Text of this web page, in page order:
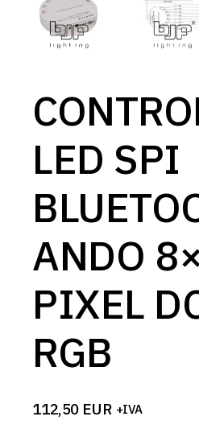
LED SPI
ANDO
PIXEL
RGB
112,50 EUR +IVA